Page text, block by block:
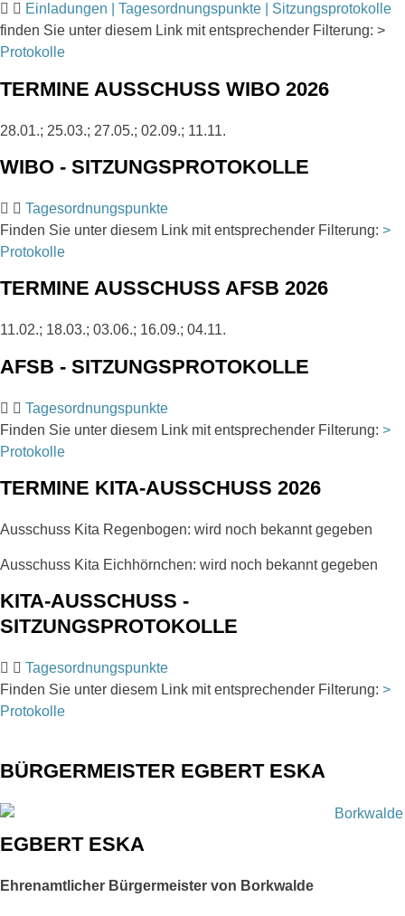
Einladungen | Tagesordnungspunkte | Sitzungsprotokolle
finden Sie unter diesem Link mit entsprechender Filterung: >
Protokolle
TERMINE AUSSCHUSS WIBO 2026
28.01.; 25.03.; 27.05.; 02.09.; 11.11.
WIBO - SITZUNGSPROTOKOLLE
Tagesordnungspunkte
Finden Sie unter diesem Link mit entsprechender Filterung: >
Protokolle
TERMINE AUSSCHUSS AFSB 2026
11.02.; 18.03.; 03.06.; 16.09.; 04.11.
AFSB - SITZUNGSPROTOKOLLE
Tagesordnungspunkte
Finden Sie unter diesem Link mit entsprechender Filterung: >
Protokolle
TERMINE KITA-AUSSCHUSS 2026
Ausschuss Kita Regenbogen: wird noch bekannt gegeben
Ausschuss Kita Eichhörnchen: wird noch bekannt gegeben
KITA-AUSSCHUSS -
SITZUNGSPROTOKOLLE
Tagesordnungspunkte
Finden Sie unter diesem Link mit entsprechender Filterung: >
Protokolle
BÜRGERMEISTER EGBERT ESKA
EGBERT ESKA
Ehrenamtlicher Bürgermeister von Borkwalde